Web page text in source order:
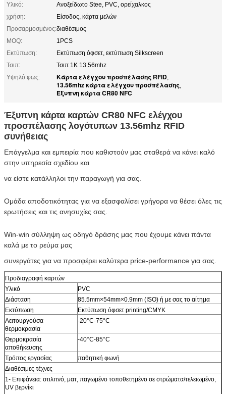
Υλικό:
Ανοξείδωτο Stee, PVC, ορείχαλκος
χρήση:
Είσοδος, κάρτα μελών
Προσαρμοσμένος:διαθέσιμος
MOQ:
1PCS
Εκτύπωση:
Εκτύπωση όφσετ, εκτύπωση Silkscreen
Τσιπ:
Τσιπ 1K 13.56mhz
Υψηλό φως:
Κάρτα ελέγχου προσπέλασης RFID,
13.56mhz κάρτα ελέγχου προσπέλασης,
Έξυπνη κάρτα CR80 NFC
Έξυπνη κάρτα καρτών CR80 NFC ελέγχου
προσπέλασης λογότυπων 13.56mhz RFID
συνήθειας
Επάγγελμα και εμπειρία που καθιστούν μας σταθερά να κάνει καλό
στην υπηρεσία σχεδίου και
να είστε κατάλληλοι την παραγωγή για σας.
Ομάδα αποδοτικότητας για να εξασφαλίσει γρήγορα να θέσει όλες τις
ερωτήσεις και τις ανησυχίες σας.
Win-win σύλληψη ως οδηγό δράσης μας που έχουμε κάνει πάντα
καλά με το ρεύμα μας
συνεργάτες για να προσφέρει καλύτερα price-performance για σας.
Προδιαγραφή καρτών
Υλικό
PVC
Διάσταση
85.5mm×54mm×0.9mm (ISO) ή με σας το αίτημα
Εκτύπωση
Εκτύπωση όφσετ printing/CMYK
Λειτουργούσα
θερμοκρασία
-20°C-75°C
Θερμοκρασία
αποθήκευσης
-40°C-85°C
Τρόπος εργασίας
παθητική φωνή
Διαθέσιμες τέχνες
1- Επιφάνεια: στιλπνό, ματ, παγωμένο τοποθετημένο σε στρώματα/τελειωμένο,
UV βερνίκι